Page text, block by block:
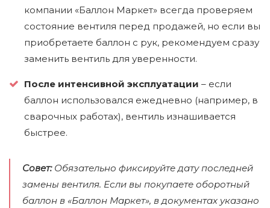
компании «Баллон Маркет» всегда проверяем
состояние вентиля перед продажей, но если вы
приобретаете баллон с рук, рекомендуем сразу
заменить вентиль для уверенности.
После интенсивной эксплуатации – если
баллон использовался ежедневно (например, в
сварочных работах), вентиль изнашивается
быстрее.
Совет:Обязательно фиксируйте дату последней
замены вентиля. Если вы покупаете оборотный
баллон в «Баллон Маркет», в документах указано